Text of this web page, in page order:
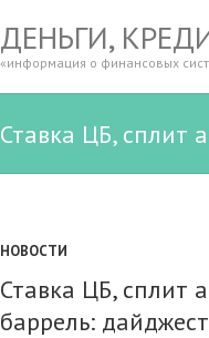
ДЕНЬГИ,
«информация о финансовых
Ставка ЦБ, сплит
НОВОСТИ
Ставка ЦБ, сплит
баррель: дайджест